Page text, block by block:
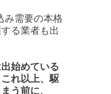
み需要の本格
る業者も出
始めている
これ以上、駆
う前に、